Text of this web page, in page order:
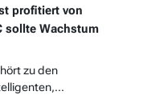
profitiert von
sollte Wachstum
zu den